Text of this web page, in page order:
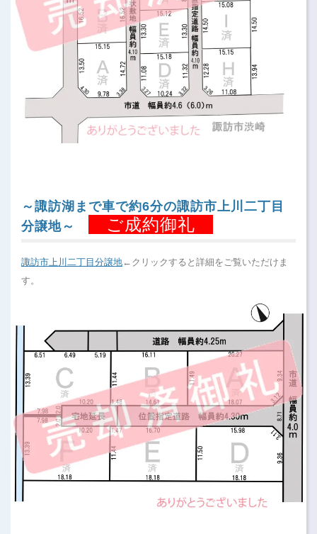
～諏訪湖まで車で約6分の諏訪市上川二丁目
分譲地～
ご成約御礼
諏訪市上川二丁目分譲地←クリックすると詳細をご覧いただけま
す。